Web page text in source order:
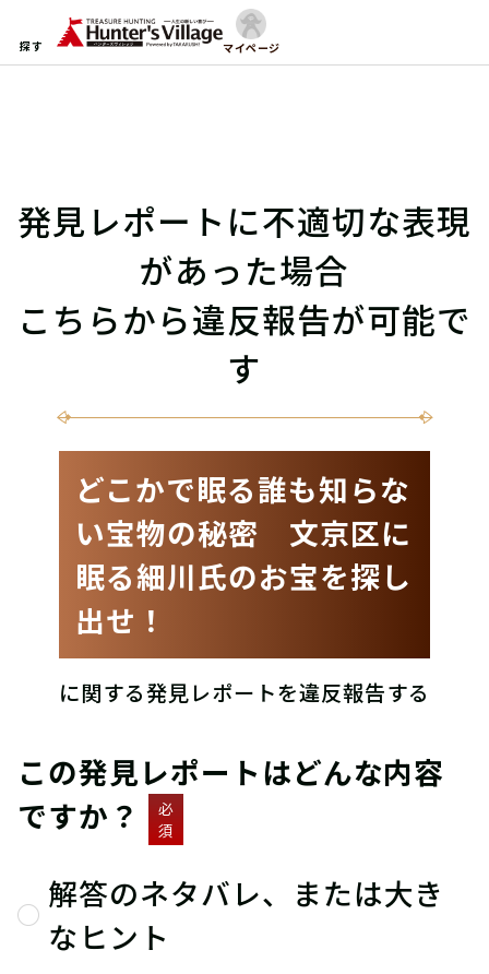
探す マイページ
発見レポートに不適切な表現
があった場合
こちらから違反報告が可能で
す
どこかで眠る誰も知らな
い宝物の秘密 文京区に
眠る細川氏のお宝を探し
出せ！
に関する発見レポートを違反報告する
この発見レポートはどんな内容
ですか？
必
須
解答のネタバレ、または大き
なヒント